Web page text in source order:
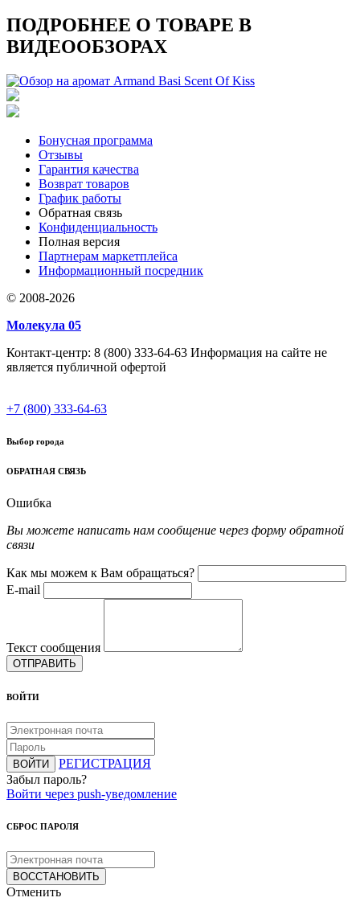
ПОДРОБНЕЕ О ТОВАРЕ В
ВИДЕООБЗОРАХ
Бонусная программа
Отзывы
Гарантия качества
Возврат товаров
График работы
Обратная связь
Конфиденциальность
Полная версия
Партнерам маркетплейса
Информационный посредник
© 2008-2026
Молекула 05
Контакт-центр: 8 (800) 333-64-63 Информация на сайте не
является публичной офертой
+7 (800) 333-64-63
Выбор города
ОБРАТНАЯ СВЯЗЬ
Ошибка
Вы можете написать нам сообщение через форму обратной
связи
Как мы можем к Вам обращаться?
E-mail
Текст сообщения
ОТПРАВИТЬ
ВОЙТИ
ВОЙТИ
РЕГИСТРАЦИЯ
Забыл пароль?
Войти через push-уведомление
СБРОС ПАРОЛЯ
ВОССТАНОВИТЬ
Отменить